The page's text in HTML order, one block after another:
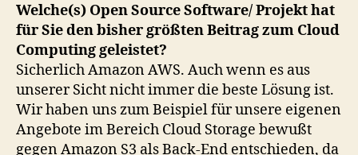
Welche(s) Open Source Software/ Projekt hat
für Sie den bisher größten Beitrag zum Cloud
Computing geleistet?
Sicherlich Amazon AWS. Auch wenn es aus
unserer Sicht nicht immer die beste Lösung ist.
Wir haben uns zum Beispiel für unsere eigenen
Angebote im Bereich Cloud Storage bewußt
gegen Amazon S3 als Back-End entschieden, da